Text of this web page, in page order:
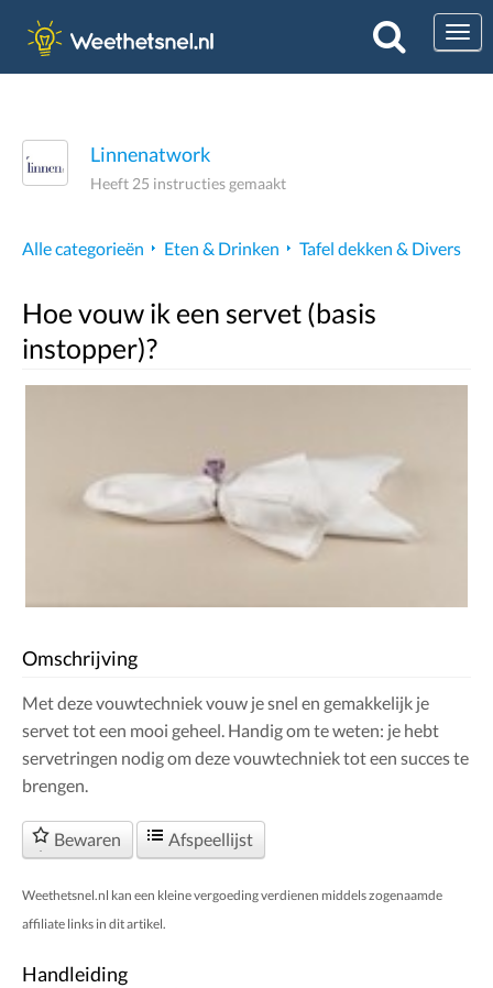
Linnenatwork
Heeft 25 instructies gemaakt
Alle categorieën Eten & Drinken Tafel dekken & Divers
Hoe vouw ik een servet (basis
instopper)?
Omschrijving
Met deze vouwtechniek vouw je snel en gemakkelijk je
servet tot een mooi geheel. Handig om te weten: je hebt
servetringen nodig om deze vouwtechniek tot een succes te
brengen.
Bewaren Afspeellijst
Weethetsnel.nl kan een kleine vergoeding verdienen middels zogenaamde
affiliate links in dit artikel.
Handleiding